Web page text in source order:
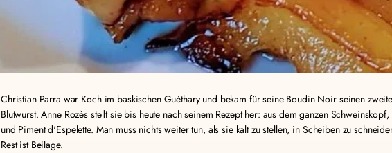
Christian Parra war Koch im baskischen Guéthary und bekam für seine Boudin Noir seinen
Blutwurst. Anne Rozès stellt sie bis heute nach seinem Rezept her: aus dem ganzen
und Piment d'Espelette. Man muss nichts weiter tun, als sie kalt zu stellen, in Scheiben zu
Rest ist Beilage.